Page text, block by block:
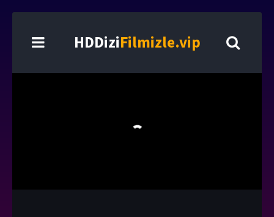
HDDiziFilmizle.vip